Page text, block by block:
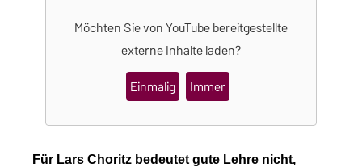
Möchten Sie vonYouTubebereitgestellte
externe Inhalte laden?
Einmalig
Immer
Für Lars Choritz bedeutet gute Lehre nicht,